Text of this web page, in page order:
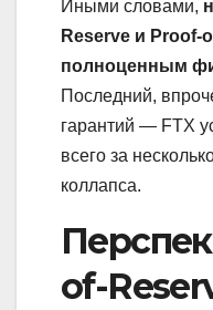
Иными словами,
Reserve и Proof-
полноценным
Последний,
гарантий — FTX
всего за
коллапса.
of-